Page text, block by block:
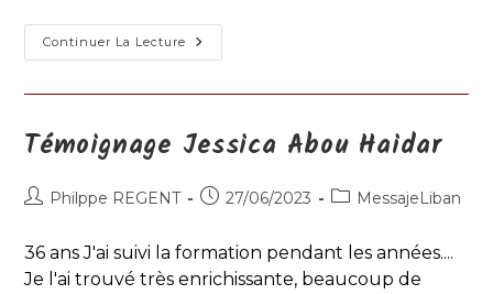
Continuer La Lecture Témoignage
Merci
Témoignage Jessica Abou Haidar
Auteur/autrice
la
publication :
Philppe REGENT
Publication
27/06/2023
PostMessajeLiban
36 ans J'ai suivi la formation pendant les années....
Je l'ai trouvé très enrichissante, beaucoup de